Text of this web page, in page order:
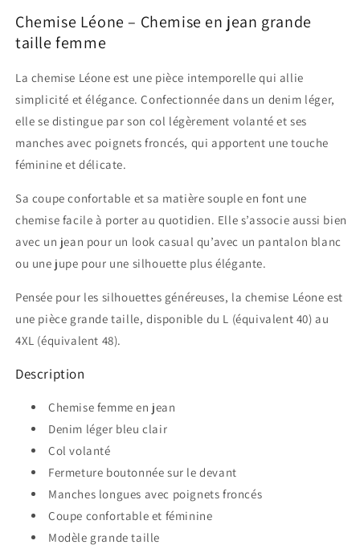
Chemise Léone – Chemise en jean grande
taille femme
La chemise Léone est une pièce intemporelle qui allie
simplicité et élégance. Confectionnée dans un denim léger,
elle se distingue par son col légèrement volanté et ses
manches avec poignets froncés, qui apportent une touche
féminine et délicate.
Sa coupe confortable et sa matière souple en font une
chemise facile à porter au quotidien. Elle s’associe aussi bien
avec un jean pour un look casual qu’avec un pantalon blanc
ou une jupe pour une silhouette plus élégante.
Pensée pour les silhouettes généreuses, la chemise Léone est
une pièce grande taille, disponible du L (équivalent 40) au
4XL (équivalent 48).
Description
Chemise femme en jean
Denim léger bleu clair
Col volanté
Fermeture boutonnée sur le devant
Manches longues avec poignets froncés
Coupe confortable et féminine
Modèle grande taille